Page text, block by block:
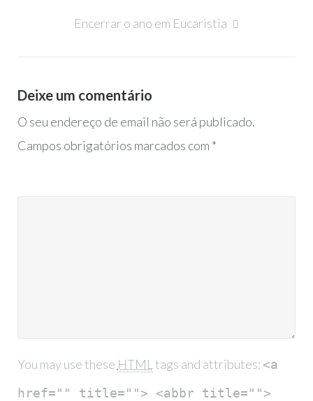
artigosEncerrar o ano em Eucaristia
Deixe um comentário
O seu endereço de email não será publicado.
Campos obrigatórios marcados com *
You may use these HTML tags and attributes: <a
href="" title=""> <abbr title="">